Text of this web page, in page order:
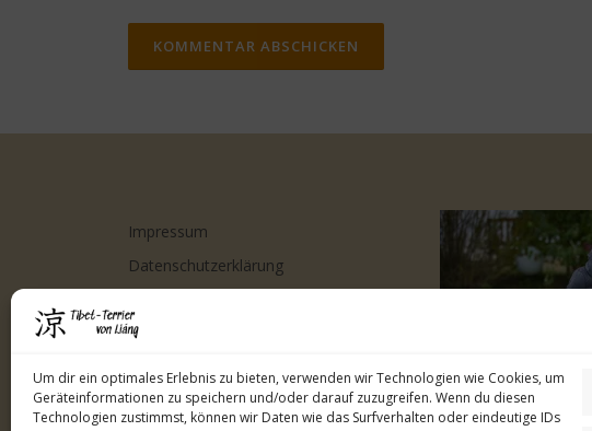
Um dir ein optimales Erlebnis zu bieten, verwenden wir Technologien wie Cookies, um
Geräteinformationen zu speichern und/oder darauf zuzugreifen. Wenn du diesen
Technologien zustimmst, können wir Daten wie das Surfverhalten oder eindeutige IDs
Impressum
Datenschutzerklärung
Kontakt